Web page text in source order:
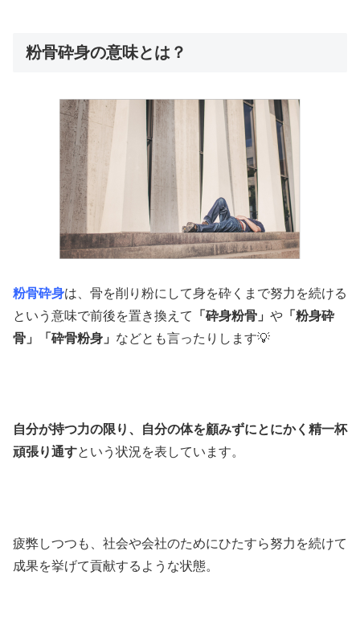
粉骨砕身の意味とは？
粉骨砕身は、骨を削り粉にして身を砕くまで努力を続ける
という意味で前後を置き換えて
「砕身粉骨」 や 「粉身砕
骨」「砕骨粉身」 などとも言ったりします💡
自分が持つ力の限り、自分の体を顧みずにとにかく精一杯
頑張り通すという状況を表しています。
疲弊しつつも、社会や会社のためにひたすら努力を続けて
成果を挙げて貢献するような状態。